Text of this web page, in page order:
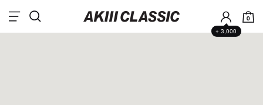
+ 3,000
0